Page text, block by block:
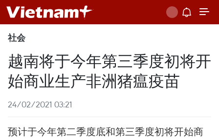
社会
越南将于今年第三季度初将开
始商业生产非洲猪瘟疫苗
24/02/2021 03:21
预计于今年第二季度底和第三季度初将开始商